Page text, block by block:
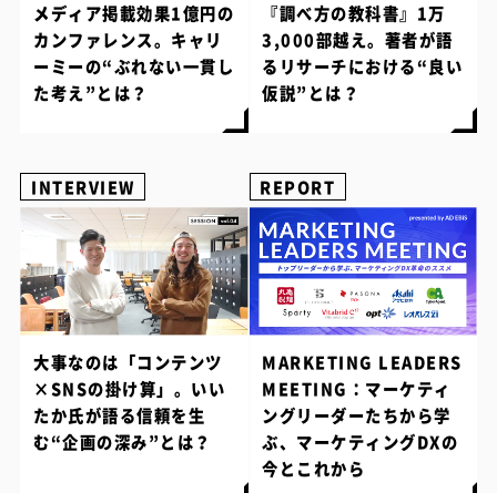
メディア掲載効果1億円の
カンファレンス。キャリ
ーミーの“ぶれない一貫し
た考え”とは？
『調べ方の教科書』1万
3,000部越え。著者が語
るリサーチにおける“良い
仮説”とは？
INTERVIEW
大事なのは「コンテンツ
×SNSの掛け算」。いい
たか氏が語る信頼を生
む“企画の深み”とは？
REPORT
MARKETING LEADERS
MEETING：マーケティ
ングリーダーたちから学
ぶ、マーケティングDXの
今とこれから